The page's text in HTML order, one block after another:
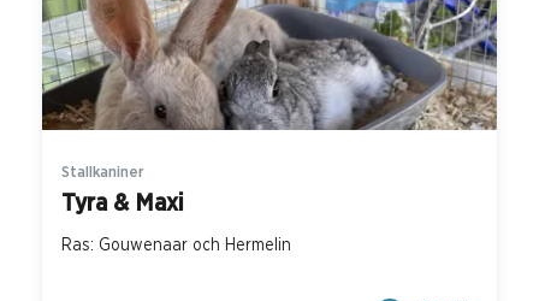
Stallkaniner
Tyra & Maxi
Ras: Gouwenaar och Hermelin